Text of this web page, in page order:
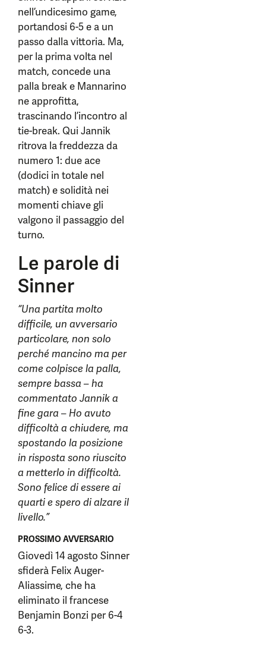
nell’undicesimo game,
portandosi 6-5 e a un
passo dalla vittoria. Ma,
per la prima volta nel
match, concede una
palla break e Mannarino
ne approfitta,
trascinando l’incontro al
tie-break. Qui Jannik
ritrova la freddezza da
numero 1: due ace
(dodici in totale nel
match) e solidità nei
momenti chiave gli
valgono il passaggio del
turno.
Le parole di
Sinner
“Una partita molto
difficile, un avversario
particolare, non solo
perché mancino ma per
come colpisce la palla,
sempre bassa – ha
commentato Jannik a
fine gara – Ho avuto
difficoltà a chiudere, ma
spostando la posizione
in risposta sono riuscito
a metterlo in difficoltà.
Sono felice di essere ai
quarti e spero di alzare il
livello.”
PROSSIMO AVVERSARIO
Giovedì 14 agosto Sinner
sfiderà Felix Auger-
Aliassime, che ha
eliminato il francese
Benjamin Bonzi per 6-4
6-3.